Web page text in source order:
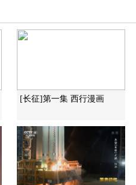
[长征]第一集 西行漫画